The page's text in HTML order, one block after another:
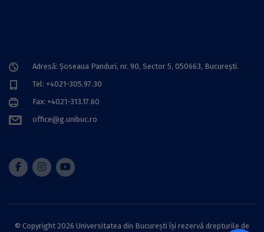
Adresă: Șoseaua Panduri, nr. 90, Sector 5, 050663, Bucureşti.
Tel: +4021-305.97.30
Fax: +4021-313.17.60
office@g.unibuc.ro
© Copyright 2026 Universitatea din București își rezervă drepturile de